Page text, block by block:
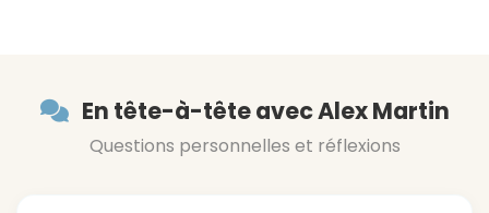
En tête-à-tête avec Alex Martin
Questions personnelles et réflexions